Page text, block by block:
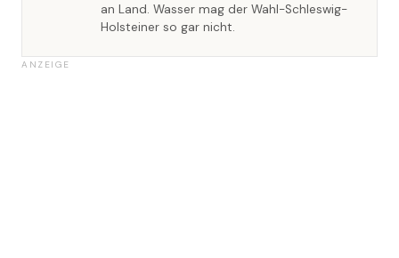
an Land. Wasser mag der Wahl-Schleswig-
Holsteiner so gar nicht.
ANZEIGE